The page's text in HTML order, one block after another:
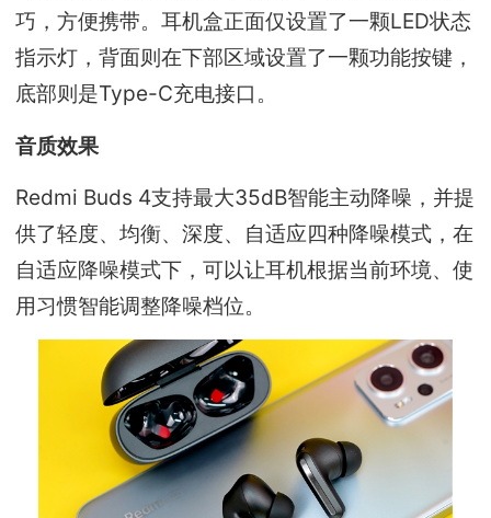
巧，方便携带。耳机盒正面仅设置了一颗LED状态
指示灯，背面则在下部区域设置了一颗功能按键，
底部则是Type-C充电接口。
音质效果
Redmi Buds 4支持最大35dB智能主动降噪，并提
供了轻度、均衡、深度、自适应四种降噪模式，在
自适应降噪模式下，可以让耳机根据当前环境、使
用习惯智能调整降噪档位。